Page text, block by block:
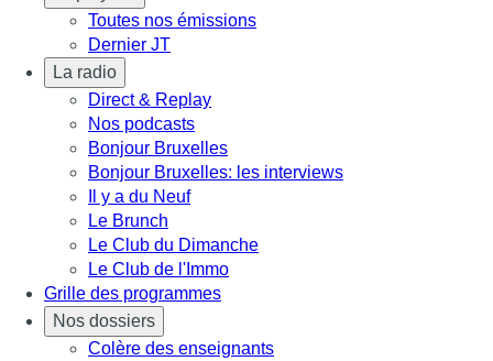
Toutes nos émissions
Dernier JT
La radio
Direct & Replay
Nos podcasts
Bonjour Bruxelles
Bonjour Bruxelles: les interviews
Il y a du Neuf
Le Brunch
Le Club du Dimanche
Le Club de l'Immo
Grille des programmes
Nos dossiers
Colère des enseignants